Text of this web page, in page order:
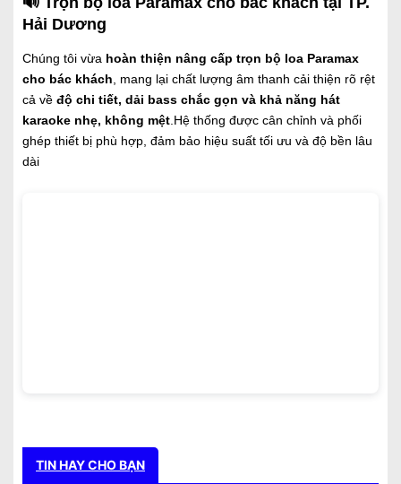
Hải Dương
Chúng tôi vừa hoàn thiện nâng cấp trọn bộ loa Paramax
cho bác khách, mang lại chất lượng âm thanh cải thiện rõ rệt
cả về độ chi tiết, dải bass chắc gọn và khả năng hát
karaoke nhẹ, không mệt.Hệ thống được cân chỉnh và phối
ghép thiết bị phù hợp, đảm bảo hiệu suất tối ưu và độ bền lâu
dài
TIN HAY CHO BẠN